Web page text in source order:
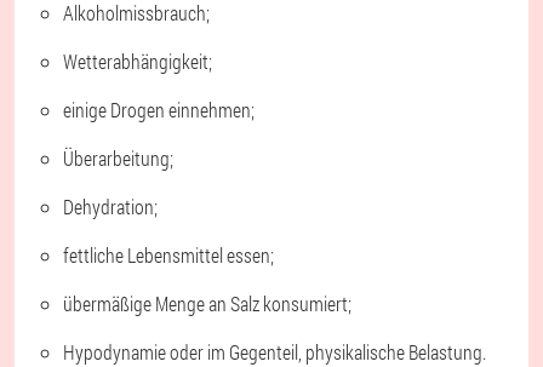
Alkoholmissbrauch;
Wetterabhängigkeit;
einige Drogen einnehmen;
Überarbeitung;
Dehydration;
fettliche Lebensmittel essen;
übermäßige Menge an Salz konsumiert;
Hypodynamie oder im Gegenteil, physikalische Belastung.